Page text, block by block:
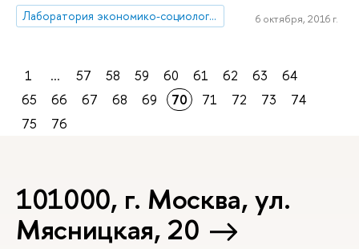
Лаборатория экономико-социологических исследований 6 октября, 2016 г.
1 ... 57 58 59 60 61 62 63
64
65
66 67 68 69 70 71 72 73
74
75
76
101000, г. Москва, ул.
Мясницкая, 20